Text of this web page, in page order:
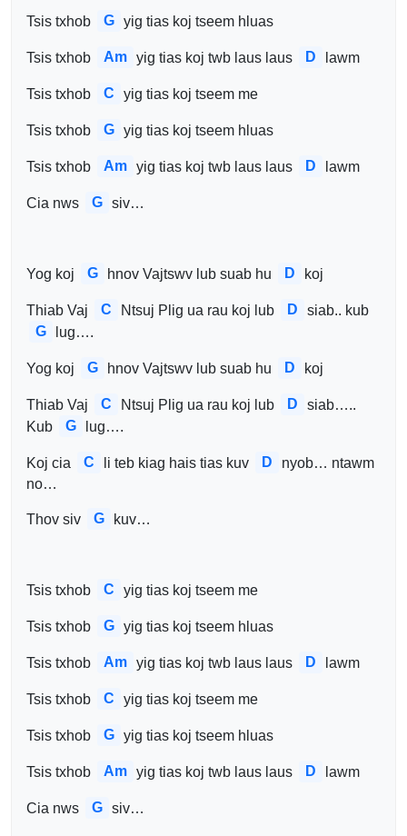
Tsis txhob G yig tias koj tseem hluas
Tsis txhob Am yig tias koj twb laus laus D lawm
Tsis txhob C yig tias koj tseem me
Tsis txhob G yig tias koj tseem hluas
Tsis txhob Am yig tias koj twb laus laus D lawm
Cia nws G siv…
Yog koj G hnov Vajtswv lub suab hu D koj
Thiab Vaj C Ntsuj Plig ua rau koj lub D
siab.. kub
G
lug….
Yog koj G hnov Vajtswv lub suab hu D koj
Thiab Vaj C Ntsuj Plig ua rau koj lub D
siab…..
Kub
G lug….
Koj cia C li teb kiag hais tias kuv D
nyob… ntawm
no…
Thov siv G kuv…
Tsis txhob C yig tias koj tseem me
Tsis txhob G yig tias koj tseem hluas
Tsis txhob Am yig tias koj twb laus laus D lawm
Tsis txhob C yig tias koj tseem me
Tsis txhob G yig tias koj tseem hluas
Tsis txhob Am yig tias koj twb laus laus D lawm
Cia nws G siv…